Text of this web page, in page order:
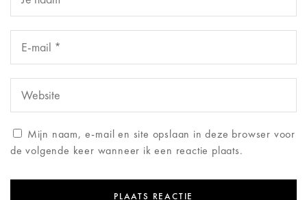
Mijn naam, e-mail en site opslaan in deze browser voor
de volgende keer wanneer ik een reactie plaats.